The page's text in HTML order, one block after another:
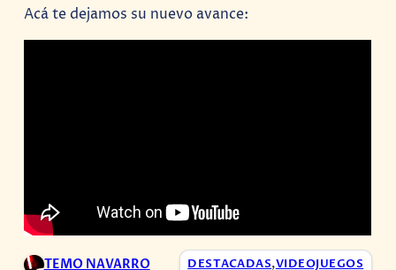
Acá te dejamos su nuevo avance:
TEMO NAVARRO DESTACADAS,VIDEOJUEGOS